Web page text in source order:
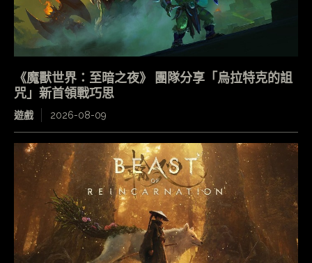
《魔獸世界：至暗之夜》 團隊分享「烏拉特克的詛
咒」新首領戰巧思
遊戲 2026-08-09